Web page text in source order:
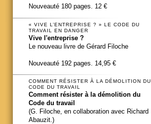
Nouveauté 180 pages. 12 €
« VIVE L’ENTREPRISE ? » LE CODE DU
TRAVAIL EN DANGER
Vive l'entreprise ?
Le nouveau livre de Gérard Filoche
Nouveauté 192 pages. 14,95 €
COMMENT RÉSISTER À LA DÉMOLITION DU
CODE DU TRAVAIL
Comment résister à la démolition du
Code du travail
(G. Filoche, en collaboration avec Richard
Abauzit.)